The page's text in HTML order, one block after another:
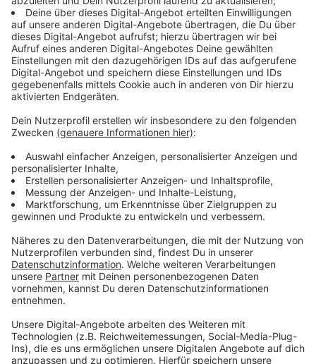
Das Testzentrum ist beim Kreis Steinfurt beantragt,
die Genehmigung steht noch aus, soll aber bis
spätestens Freitag vorliegen, teilt die Stadt mit.
Danach gehe es in die Detailplanung und konkrete
Ort wird nicht möglich sein. Das Ergebnis kommt per E-
Ergebnis an den Kreis Steinfurt weitergeleitet und
der/die Getestete wird aufgefordert, sich
schnellstmöglich wegen eines PCR-Tests an den
Hausarzt/die Hausärztin zu wenden.
Anzeige
Vorläufige Öffnungszeiten